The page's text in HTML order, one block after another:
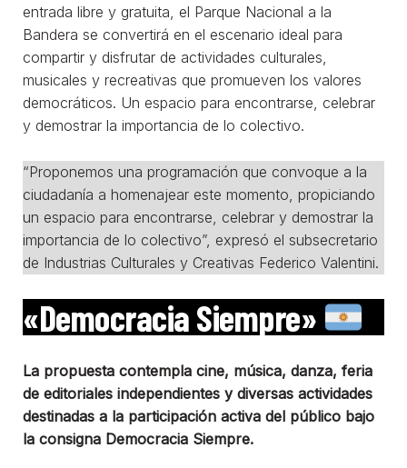
entrada libre y gratuita, el Parque Nacional a la
Bandera se convertirá en el escenario ideal para
compartir y disfrutar de actividades culturales,
musicales y recreativas que promueven los valores
democráticos. Un espacio para encontrarse, celebrar
y demostrar la importancia de lo colectivo.
“Proponemos una programación que convoque a la
ciudadanía a homenajear este momento, propiciando
un espacio para encontrarse, celebrar y demostrar la
importancia de lo colectivo”, expresó el subsecretario
de Industrias Culturales y Creativas Federico Valentini.
«Democracia Siempre»
La propuesta contempla cine, música, danza, feria
de editoriales independientes y diversas actividades
destinadas a la participación activa del público bajo
la consigna Democracia Siempre.